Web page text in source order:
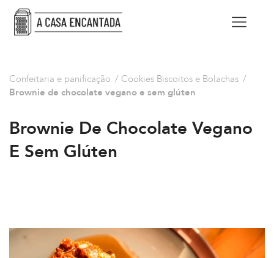
Confeitaria e panificação / Cookies Biscoitos e Bolachas /
Brownie de chocolate vegano e sem glúten
Brownie De Chocolate Vegano
E Sem Glúten